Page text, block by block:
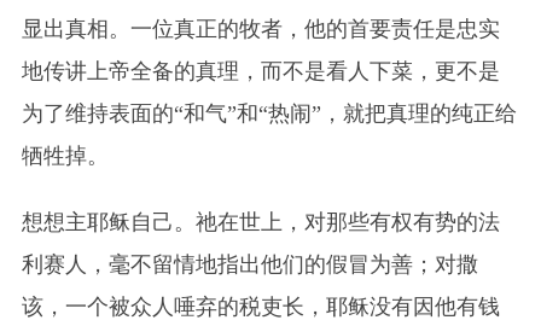
显出真相。一位真正的牧者，他的首要责任是忠实
地传讲上帝全备的真理，而不是看人下菜，更不是
为了维持表面的“和气”和“热闹”，就把真理的纯正给
牺牲掉。
想想主耶稣自己。祂在世上，对那些有权有势的法
利赛人，毫不留情地指出他们的假冒为善；对撒
该，一个被众人唾弃的税吏长，耶稣没有因他有钱